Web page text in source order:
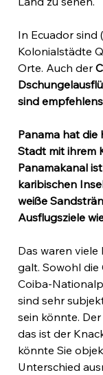
In Ecuador sind
Kolonialstädte
Orte. Auch der
sind
Panama hat
Stadt mit ihrem
Panamakanal
karibischen
weiße
Ausflugsziele
Das waren
galt. Sowohl
Coiba-
sind sehr
sein könnte.
das ist der
könnte Sie
Unterschied